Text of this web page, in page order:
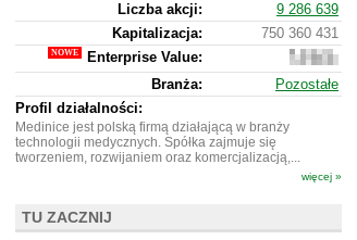
Liczba akcji:
9 286 639
Kapitalizacja:
750 360 431
Enterprise Value:
148
431
Branża:
Pozostałe
Profil działalności:
Medinice jest polską firmą działającą w branży
technologii medycznych. Spółka zajmuje się
tworzeniem, rozwijaniem oraz komercjalizacją,...
więcej »
TU ZACZNIJ